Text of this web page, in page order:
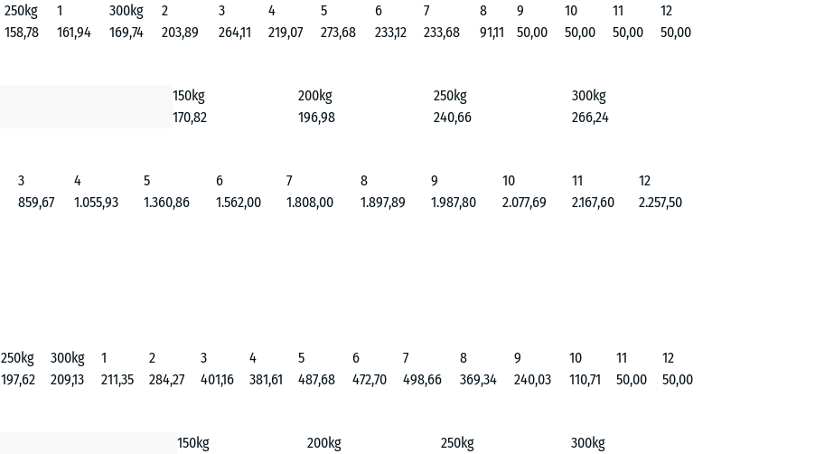
250kg 1 300kg 2 3 4 5 6 7 8 9 10 11
12
158,78 161,94 169,74 203,89 264,11 219,07 273,68 233,12 233,68 91,11 50,00 50,00 50,00 50,00
150kg 200kg 250kg
300kg
170,82 196,98 240,66 266,24
3 4 5 6 7 8 9 10 11
12
859,67 1.055,93 1.360,86 1.562,00 1.808,00 1.897,89 1.987,80 2.077,69 2.167,60 2.257,50
250kg 300kg 1 2 3 4 5 6 7 8 9 10 11
12
197,62 209,13 211,35 284,27 401,16 381,61 487,68 472,70 498,66 369,34 240,03 110,71 50,00 50,00
150kg 200kg 250kg
300kg